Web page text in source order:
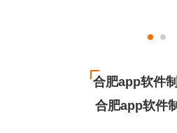
合肥app软件
合肥app软件